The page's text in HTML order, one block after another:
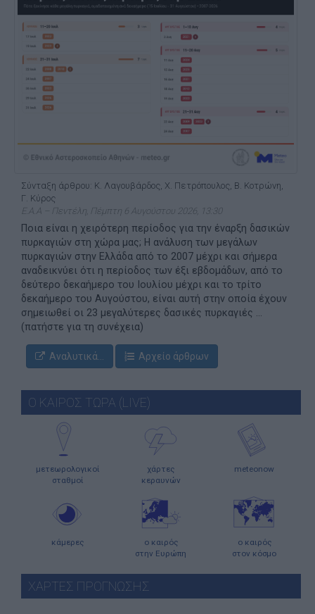
Σύνταξη άρθρου: Κ. Λαγουβάρδος, Χ. Πετρόπουλος, Β. Κοτρώνη,
Γ. Κύρος
Ε.Α.Α – Πεντέλη, Πέμπτη 6 Αυγούστου 2026, 13:30
Ποια είναι η χειρότερη περίοδος για την έναρξη δασικών
πυρκαγιών στη χώρα μας; Η ανάλυση των μεγάλων
πυρκαγιών στην Ελλάδα από το 2007 μέχρι και σήμερα
αναδεικνύει ότι η περίοδος των έξι εβδομάδων, από το
δεύτερο δεκαήμερο του Ιουλίου μέχρι και το τρίτο
δεκαήμερο του Αυγούστου, είναι αυτή στην οποία έχουν
σημειωθεί οι 23 μεγαλύτερες δασικές πυρκαγιές ...
(πατήστε για τη συνέχεια)
Αναλυτικά... Αρχείο άρθρων
Ο ΚΑΙΡΟΣ ΤΩΡΑ (LIVE)
μετεωρολογικοί
σταθμοί
χάρτες
κεραυνών
meteonow
κάμερες
ο καιρός
στην Ευρώπη
ο καιρός
στον κόσμο
ΧΑΡΤΕΣ ΠΡΟΓΝΩΣΗΣ